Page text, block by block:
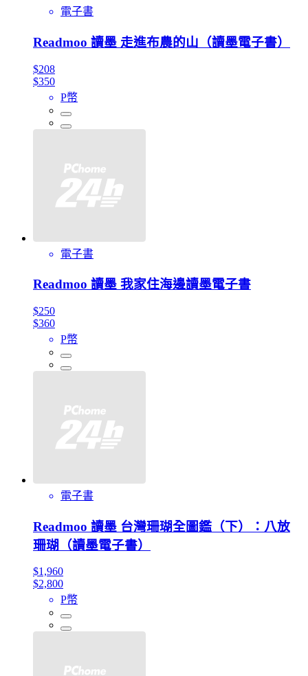
電子書
Readmoo 讀墨 走進布農的山（讀墨電子書）
$208
$350
P幣
電子書
Readmoo 讀墨 我家住海邊讀墨電子書
$250
$360
P幣
電子書
Readmoo 讀墨 台灣珊瑚全圖鑑（下）：八放
珊瑚（讀墨電子書）
$1,960
$2,800
P幣